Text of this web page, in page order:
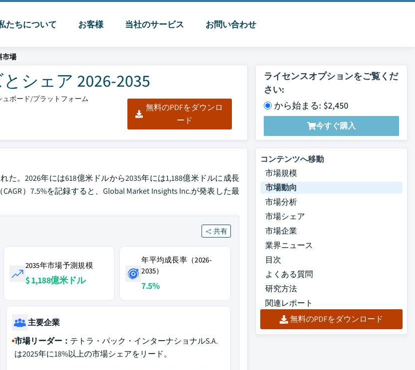
たちについて お客様 当社のサービス お問い合わせ
市場
シェア 2026-2035
ュボード/プラットフォーム
無料のPDFをダウンロ
ード
ライセンスオプションをご覧くだ
さい:
から始まる: $2,450
今すぐ購入
。2026年には618億米ドルから2035年には1,188億米ドルに成長
）7.5%を記録すると、Global Market Insights Inc.が発表した最
共有
2035年市場予測規模
$ 1,188億米ドル
年平均成長率（2026-
2035）
7.5%
主要企業
市場リーダー： テトラ・パック・インターナショナルS.A.
は2025年に18%以上の市場シェアをリード。
コンテンツへ移動
市場規模
市場動向
市場分析
市場シェア
市場企業
業界ニュース
目次
よくある質問
研究方法
関連レポート
無料のPDFをダウンロード